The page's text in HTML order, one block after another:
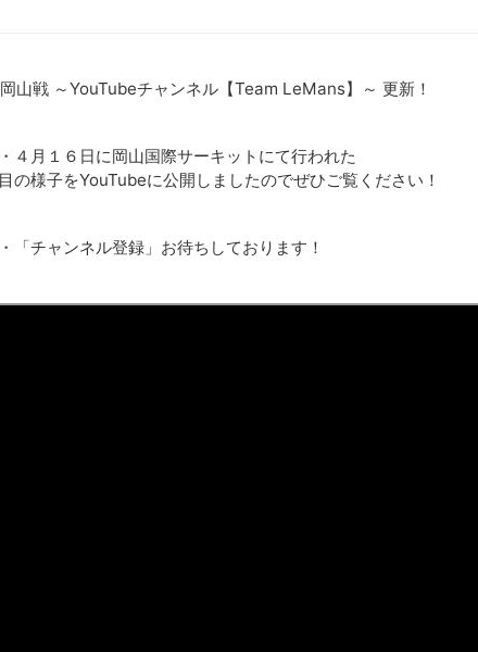
山戦 ～YouTubeチャンネル【Team LeMans】～ 更新！
４月１６日に岡山国際サーキットにて行われた
の様子をYouTubeに公開しましたのでぜひご覧ください！
「チャンネル登録」お待ちしております！